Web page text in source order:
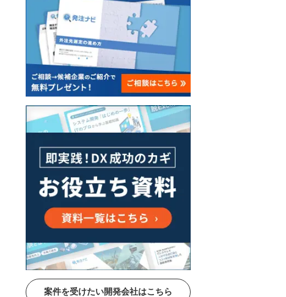
案件を受けたい開発会社はこちら